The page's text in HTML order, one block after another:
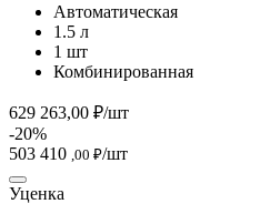
Автоматическая
1.5 л
1 шт
Комбинированная
629 263,00 ₽/шт
-20%
503 410 ,00 ₽/шт
Уценка